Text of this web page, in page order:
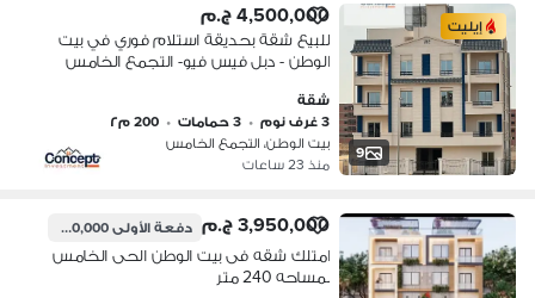
9
إيليت 4,500,000 ج.م
للبيع شقة بحديقة استلام فوري في بيت
الوطن - دبل فيس فيو- التجمع الخامس
شقة
3 غرف نوم
• 3 حمامات • 200 م٢
بيت الوطن، التجمع الخامس
منذ 23 ساعات
3,950,000 ج.م دفعة الأولى1,900,000 ج.م
امتلك شقه فى بيت الوطن الحى الخامس
بمساحه 240 متر